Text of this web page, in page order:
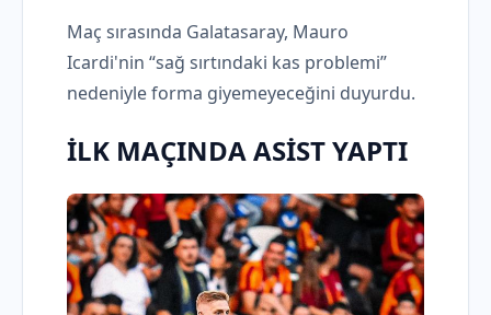
Maç sırasında Galatasaray, Mauro
Icardi'nin “sağ sırtındaki kas problemi”
nedeniyle forma giyemeyeceğini duyurdu.
İLK MAÇINDA ASİST YAPTI